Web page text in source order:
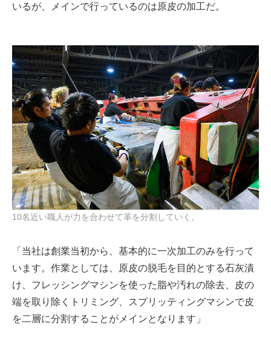
いるが、メインで行っているのは原皮の加工だ。
10名近い職人が力を合わせて革を分割していく。
「当社は創業当初から、基本的に一次加工のみを行って
います。作業としては、原皮の脱毛を目的とする石灰漬
け、フレッシングマシンを使った脂や汚れの除去、皮の
端を取り除くトリミング、スプリッティングマシンで皮
を二層に分割することがメインとなります」